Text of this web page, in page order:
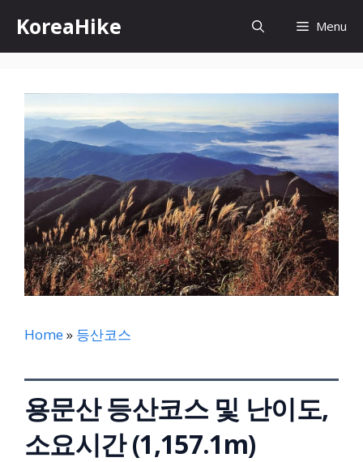
츠
KoreaHike Menu
Home» 등산코스
용문산 등산코스 및 난이도,
소요시간 (1,157.1m)